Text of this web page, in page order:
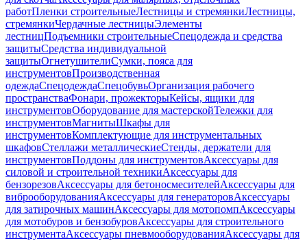
работПленки строительныеЛестницы и стремянкиЛестницы,
стремянкиЧердачные лестницыЭлементы
лестницПодъемники строительныеСпецодежда и средства
защитыСредства индивидуальной
защитыОгнетушителиСумки, пояса для
инструментовПроизводственная
одеждаСпецодеждаСпецобувьОрганизация рабочего
пространстваФонари, прожекторыКейсы, ящики для
инструментовОборудование для мастерскойТележки для
инструментовМагнитыШкафы для
инструментовКомплектующие для инструментальных
шкафовСтеллажи металлическиеСтенды, держатели для
инструментовПоддоны для инструментовАксессуары для
силовой и строительной техникиАксессуары для
бензорезовАксессуары для бетоносмесителейАксессуары для
виброоборудованияАксессуары для генераторовАксессуары
для затирочных машинАксессуары для мотопомпАксессуары
для мотобуров и бензобуровАксессуары для строительного
инструментаАксессуары пневмооборудованияАксессуары для